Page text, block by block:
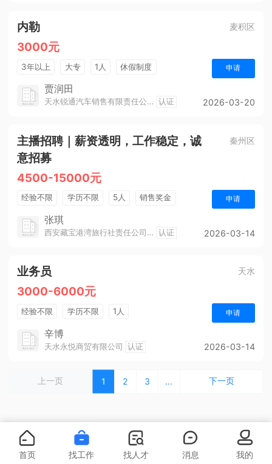
内勒 麦积区
3000元
3年以上 大专 1人 休假制度 申请
贾润田
天水锐通汽车销售有限责任公司 认证 2026-03-20
主播招聘｜薪资透明，工作稳定，诚
意招募
秦州区
4500-15000元
经验不限 学历不限 5人
销售奖金
工龄奖
团建
申请
张琪
西安藏宝港湾旅行社责任公司天水分公司 认证 2026-03-14
业务员 天水
3000-6000元
经验不限 学历不限 1人 申请
辛博
天水永悦商贸有限公司 认证 2026-03-14
上一页 1 2 3 ... 下一页
首页 找工作 找人才 消息 我的